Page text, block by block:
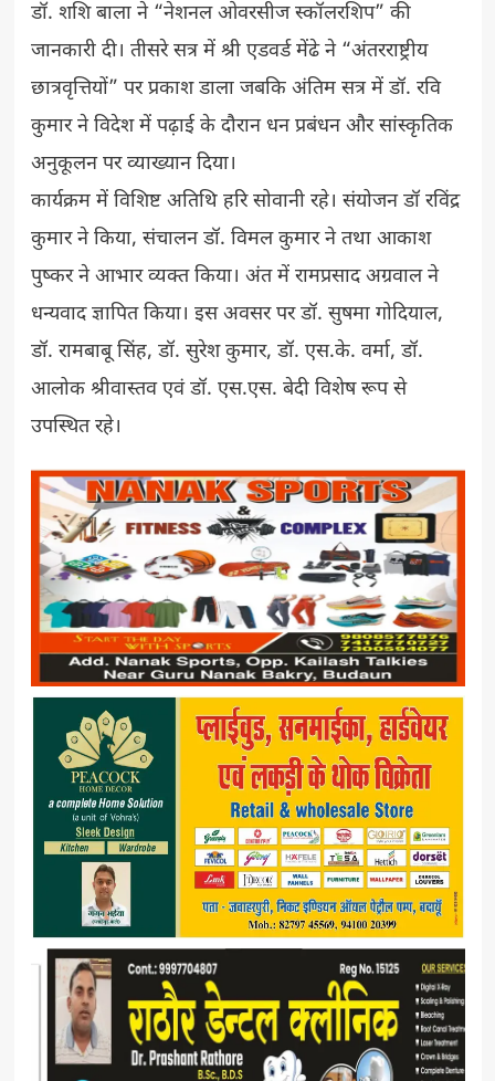
डॉ. शशि बाला ने “नेशनल ओवरसीज स्कॉलरशिप” की
जानकारी दी। तीसरे सत्र में श्री एडवर्ड मेंढे ने “अंतरराष्ट्रीय
छात्रवृत्तियों” पर प्रकाश डाला जबकि अंतिम सत्र में डॉ. रवि
कुमार ने विदेश में पढ़ाई के दौरान धन प्रबंधन और सांस्कृतिक
अनुकूलन पर व्याख्यान दिया।
कार्यक्रम में विशिष्ट अतिथि हरि सोवानी रहे। संयोजन डॉ रविंद्र
कुमार ने किया, संचालन डॉ. विमल कुमार ने तथा आकाश
पुष्कर ने आभार व्यक्त किया। अंत में रामप्रसाद अग्रवाल ने
धन्यवाद ज्ञापित किया। इस अवसर पर डॉ. सुषमा गोदियाल,
डॉ. रामबाबू सिंह, डॉ. सुरेश कुमार, डॉ. एस.के. वर्मा, डॉ.
आलोक श्रीवास्तव एवं डॉ. एस.एस. बेदी विशेष रूप से
उपस्थित रहे।